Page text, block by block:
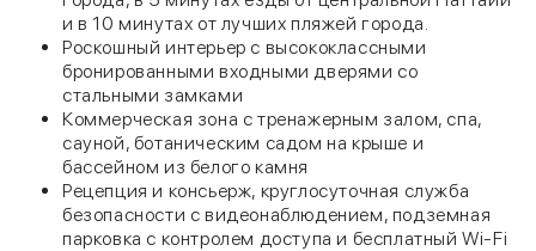
и в 10 минутах от лучших пляжей города.
Роскошный интерьер с высококлассными
бронированными входными дверями со
стальными замками
Коммерческая зона с тренажерным залом, спа,
сауной, ботаническим садом на крыше и
бассейном из белого камня
Рецепция и консьерж, круглосуточная служба
безопасности с видеонаблюдением, подземная
парковка с контролем доступа и бесплатный Wi-Fi